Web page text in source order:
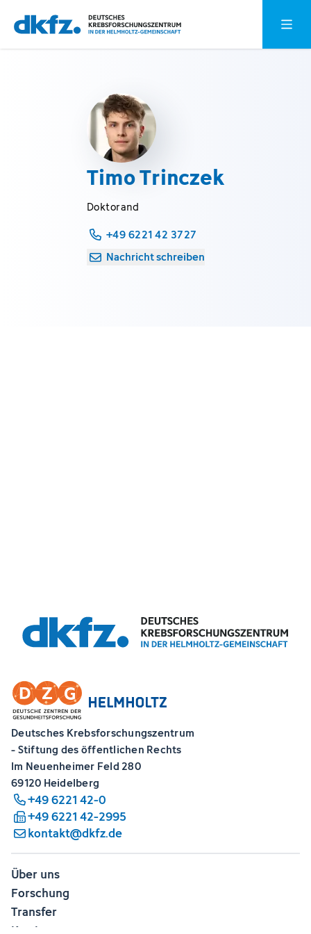
Zum
Hauptinhalt
springen
Zur
Fußzeile
springen
Timo Trinczek
Doktorand
+49 6221 42 3727
Nachricht schreiben
Deutsches Krebsforschungszentrum
- Stiftung des öffentlichen Rechts
Im Neuenheimer Feld 280
69120 Heidelberg
+49 6221 42-0
+49 6221 42-2995
kontakt@dkfz.de
Über uns
Forschung
Transfer